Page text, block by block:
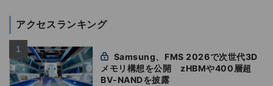
アクセスランキング
メモリ構想を公開 zHBMや400層超
BV-NANDを披露